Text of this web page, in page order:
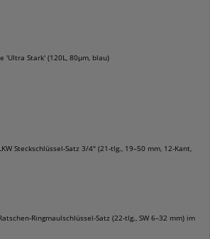
'Ultra Stark' (120L, 80µm, blau)
LKW Steckschlüssel-Satz 3/4" (21-tlg., 19–50 mm, 12-Kant,
Ratschen-Ringmaulschlüssel-Satz (22-tlg., SW 6–32 mm) im